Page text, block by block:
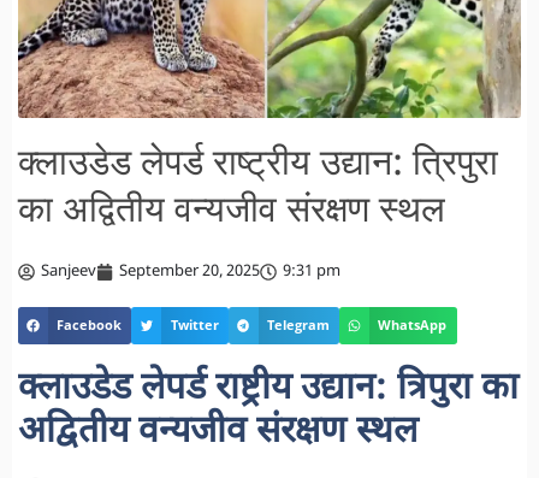
क्लाउडेड लेपर्ड राष्ट्रीय उद्यान: त्रिपुरा
का अद्वितीय वन्यजीव संरक्षण स्थल
Sanjeev September 20, 2025 9:31 pm
Facebook Twitter Telegram WhatsApp
क्लाउडेड लेपर्ड राष्ट्रीय उद्यान: त्रिपुरा का
अद्वितीय वन्यजीव संरक्षण स्थल